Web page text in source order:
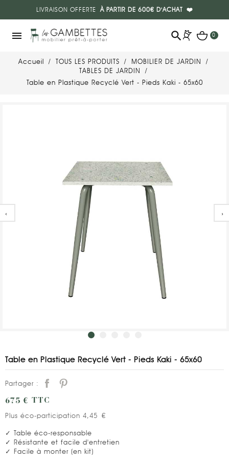
LIVRAISON OFFERTEÀ PARTIR DE 600€ D'ACHAT ❤️
menu search 0
Accueil TOUS LES PRODUITS
MOBILIER DE JARDIN
TABLES DE JARDIN
Table en Plastique Recyclé Vert - Pieds Kaki - 65x60
‹ ›
Table en Plastique Recyclé Vert - Pieds Kaki - 65x60
Partager :
675 € TTC
Plus éco-participation 4,45 €
✓ Table éco-responsable
✓ Résistante et facile d'entretien
✓ Facile à monter (en kit)